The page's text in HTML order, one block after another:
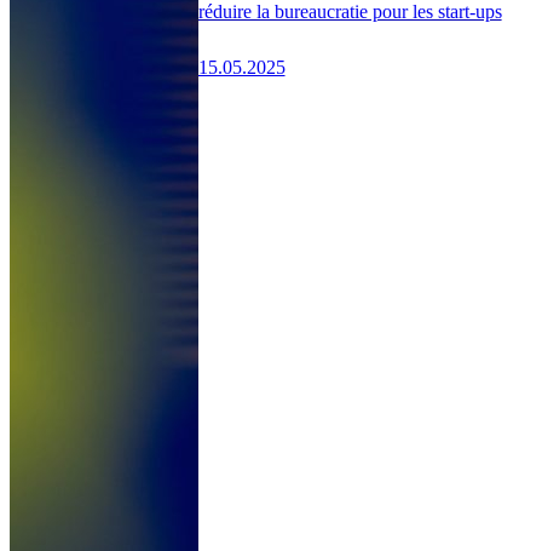
réduire la bureaucratie pour les start-ups
15.05.2025